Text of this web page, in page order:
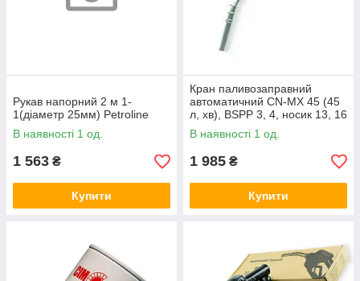
Рукав напорний 2 м 1-
1(діаметр 25мм) Petroline
В наявності 1 од.
1 563 ₴
Купити
Кран паливозаправний
автоматичний CN-МХ 45 (45
л, хв), BSPP 3, 4, носик 13, 16
Petroline
В наявності 1 од.
1 985 ₴
Купити